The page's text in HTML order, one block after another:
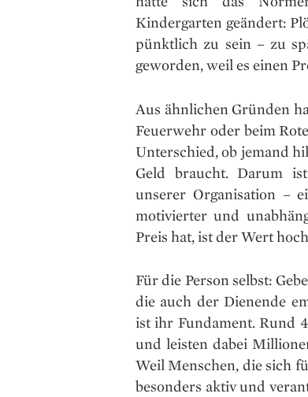
Kindergarten geändert:
pünktlich zu sein – zu
geworden, weil es einen
Aus ähnlichen Gründen
Feuerwehr oder beim
Unterschied, ob jemand
Geld braucht. Darum
unserer Organisation –
motivierter und
Preis hat, ist der Wert
Für die Person selbst:
die auch der Dienende
ist ihr Fundament. Rund
und leisten dabei
Weil Menschen, die sich
besonders aktiv und